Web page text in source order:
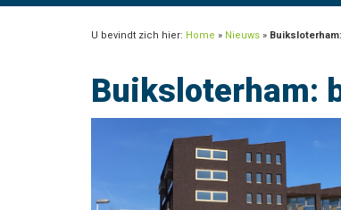
U bevindt zich hier: Home » Nieuws »
Buiksloterham: